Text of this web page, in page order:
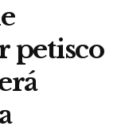
petisco